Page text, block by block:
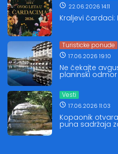
22.06.2026 14:11
Kraljevi
Turisticke ponude
17.06.2026 19:10
Ne čekajte
planinski
Vesti
17.06.2026 11:03
Kopaonik
puna sadržaja